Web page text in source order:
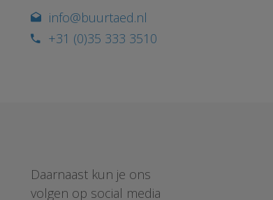
info@buurtaed.nl
+31 (0)35 333 3510
Daarnaast kun je ons
volgen op social media